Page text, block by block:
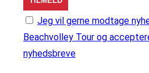
Jeg vil gerne modtage
Beachvolley Tour og
nyhedsbreve